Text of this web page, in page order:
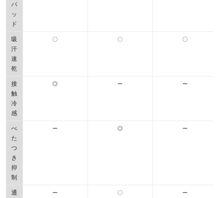
パ
ッ
ド
吸
汗
速
乾
〇 〇 〇
接
触
冷
感
◎ ー ー
べ
た
つ
き
抑
制
ー ◎ ー
通
ー 〇 ー